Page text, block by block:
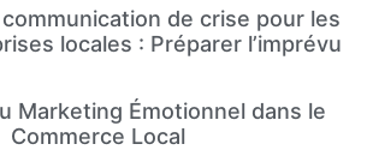
de crise pour les
locales : Préparer l’imprévu
Marketing Émotionnel dans le
Commerce Local